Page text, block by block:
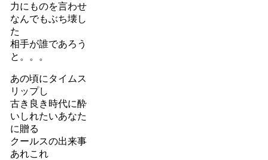
力にものを言わせ
なんでもぶち壊し
た
相手が誰であろう
と。。。
あの頃にタイムス
リップし
古き良き時代に酔
いしれたいあなた
に贈る
クールスの出来事
あれこれ